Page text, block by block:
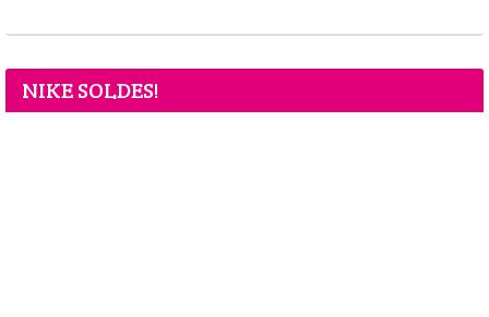
NIKE SOLDES!